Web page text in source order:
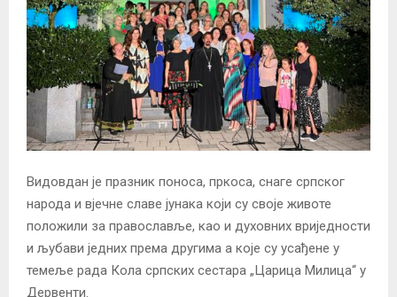
Видовдан је празник поноса, пркоса, снаге српског
народа и вјечне славе јунака који су своје животе
положили за православље, као и духовних вриједности
и љубави једних према другима а које су усађене у
темеље рада Кола српских сестара „Царица Милица“ у
Дервенти.